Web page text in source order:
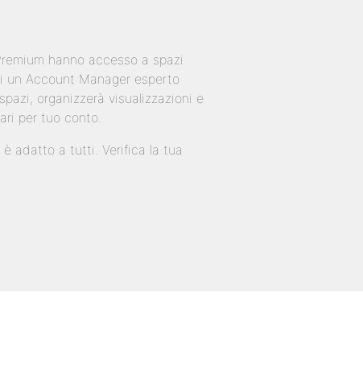
hanno accesso a spazi
un Account Manager esperto
organizzerà visualizzazioni e
per tuo conto.
è adatto a tutti. Verifica la tua